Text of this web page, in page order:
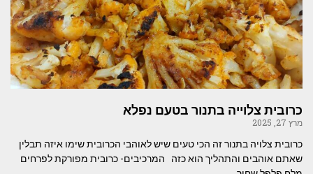
כרובית צלוייה בתנור בטעם נפלא
מרץ 27, 2025
כרובית צלויה בתנור זה הכי טעים שיש לאוהבי הכרובית שימו איזה תבלין
שאתם אוהבים והתהליך הוא כזה המרכיבים- כרובית מפורקת לפרחים